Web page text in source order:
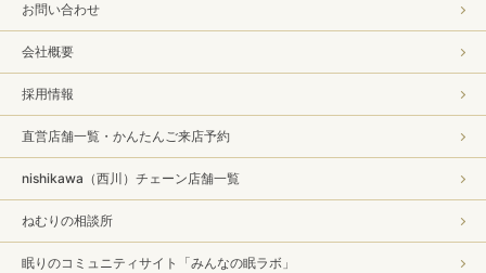
お問い合わせ
会社概要
採用情報
直営店舗一覧・かんたんご来店予約
nishikawa（西川）チェーン店舗一覧
ねむりの相談所
眠りのコミュニティサイト「みんなの眠ラボ」